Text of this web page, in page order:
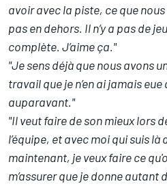
avoir avec la piste, ce que
pas en dehors. Il n’y a pas de
complète. J’aime ça."
"Je sens déjà que nous avons
travail que je n’en ai jamais
auparavant."
"Il veut faire de son mieux lors
l’équipe, et avec moi qui suis
maintenant, je veux faire ce
m’assurer que je donne autant